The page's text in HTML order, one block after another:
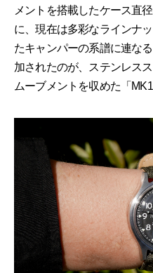
メントを搭載したケース直
に、現在は多彩なラインナ
たキャンパーの系譜に連な
加されたのが、ステンレス
ムーブメントを収めた「MK1